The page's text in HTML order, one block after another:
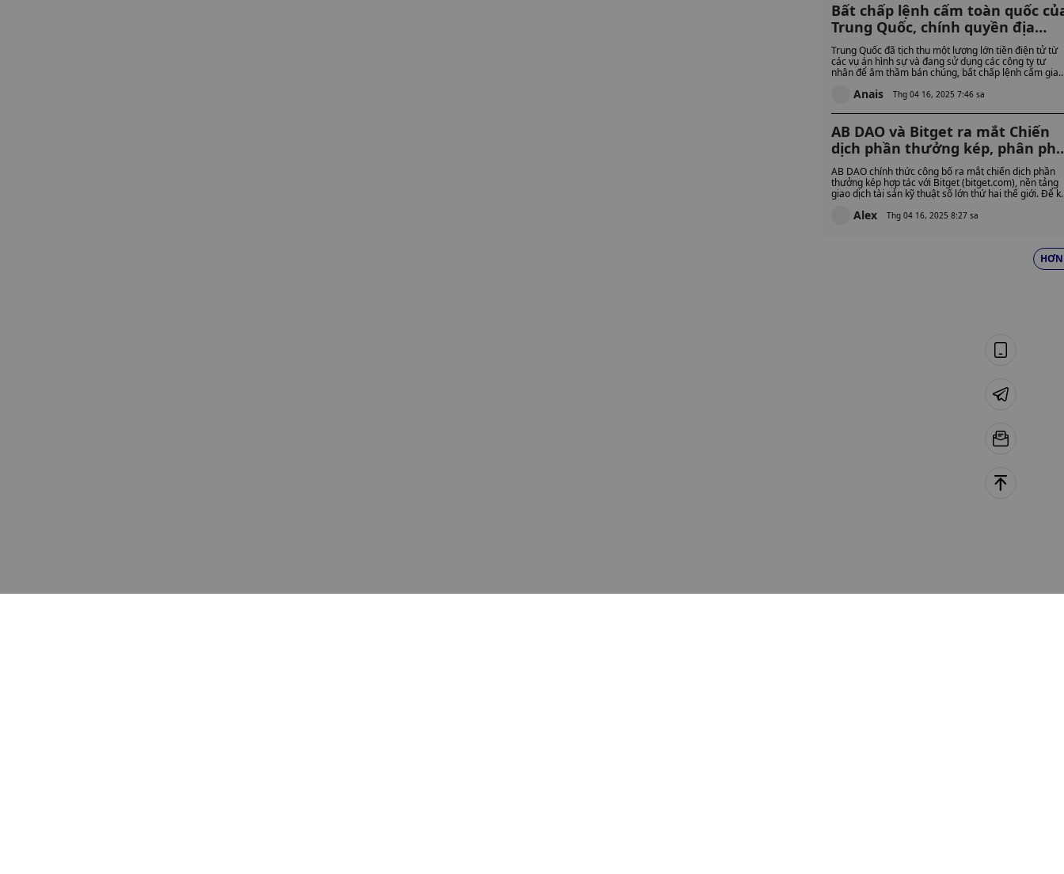
Bất chấp lệnh cấm toàn quốc
Trung Quốc, chính quyền địa
phương Trung Quốc sử dụng các
công ty tư nhân để bán tiền
tử bị tịch thu, gây ra cuộc tranh
luận pháp lý
Trung Quốc đã tịch thu một lượng lớn tiền điện tử từ
các vụ án hình sự và đang sử dụng các công ty tư
nhân để âm thầm bán chúng, bất chấp lệnh cấm giao
nước có nên tạo ra các quy tắc chính thức hay thậm
tài sản này hay không.
Anais Thg 04 16, 2025 7:46 sa
AB DAO và Bitget ra mắt Chiến
dịch phần thưởng kép, phân
$AB trị giá 2,6 triệu đô la trên
toàn cầu
AB DAO chính thức công bố ra mắt chiến dịch phần
thưởng kép hợp tác với Bitget (bitget.com), nền tảng
giao dịch tài sản kỹ thuật số lớn thứ hai thế giới. Để
phân phối tổng cộng 213.307.000 $AB, trị giá khoảng
Alex Thg 04 16, 2025 8:27 sa
HƠN